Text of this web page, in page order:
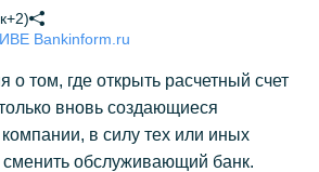
Bankinform.ru
о том, где открыть расчетный счет
вновь создающиеся
в силу тех или иных
обслуживающий банк.